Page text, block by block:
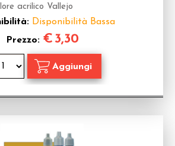
acrilico Vallejo
Disponibilità Bassa
Prezzo: € 3,30